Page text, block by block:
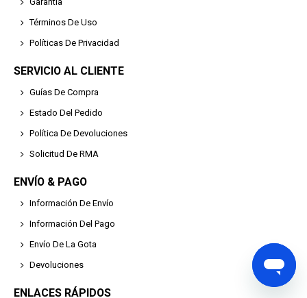
Términos De Uso
Políticas De Privacidad
SERVICIO AL CLIENTE
Guías De Compra
Estado Del Pedido
Política De Devoluciones
Solicitud De RMA
ENVÍO & PAGO
Información De Envío
Información Del Pago
Envío De La Gota
Devoluciones
ENLACES RÁPIDOS